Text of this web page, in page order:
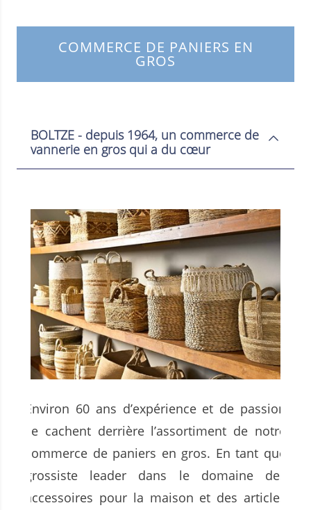
COMMERCE DE PANIERS EN
GROS
BOLTZE - depuis 1964, un commerce de
vannerie en gros qui a du cœur
Environ 60 ans d’expérience et de passion
se cachent derrière l’assortiment de notre
commerce de paniers en gros. En tant que
grossiste leader dans le domaine des
accessoires pour la maison et des articles